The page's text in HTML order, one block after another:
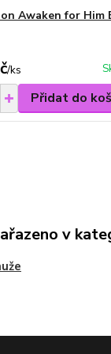
Awaken for Him
/ks
Přidat do
v